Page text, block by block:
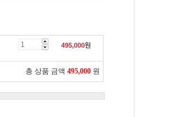
495,000원
총 상품 금액 495,000 원